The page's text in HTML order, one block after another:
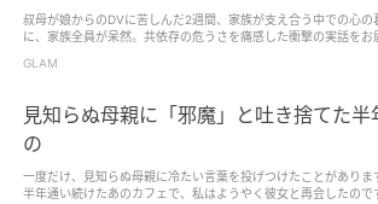
叔母が娘からのDVに苦しんだ2週間、家族が支え合う中での心
に、家族全員が呆然。共依存の危うさを痛感した衝撃の実話をお
GLAM
見知らぬ母親に「邪魔」と吐き捨てた
の
一度だけ、見知らぬ母親に冷たい言葉を投げつけたことがあり
半年通い続けたあのカフェで、私はようやく彼女と再会したので